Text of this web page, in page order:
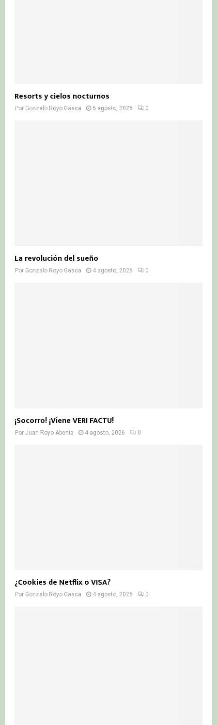
Resorts y cielos nocturnos
Por Gonzalo Royo Gasca 5 agosto, 2026 0
La revolución del sueño
Por Gonzalo Royo Gasca 4 agosto, 2026 0
¡Socorro! ¡Viene VERI FACTU!
Por Juan Royo Abenia 4 agosto, 2026 0
¿Cookies de Netflix o VISA?
Por Gonzalo Royo Gasca 4 agosto, 2026 0